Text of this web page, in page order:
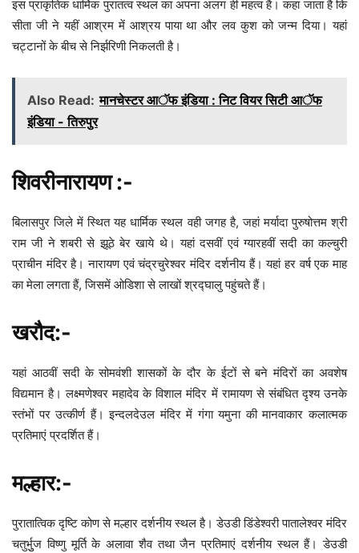
इस प्राकृतिक धार्मिक पुरातत्व स्थल का अपना अलग ही महत्व है। कहा जाता है कि
सीता जी ने यहीं आश्रम में आश्रय पाया था और लव कुश को जन्म दिया। यहां
चट्टानों के बीच से निर्झरिणी निकलती है।
Also Read: मानचेस्टर आॅफ इंडिया : निट वियर सिटी आॅफ
इंडिया - तिरुपुर
शिवरीनारायण :-
बिलासपुर जिले में स्थित यह धार्मिक स्थल वही जगह है, जहां मर्यादा पुरुषोत्तम श्री
राम जी ने शबरी से झूठे बेर खाये थे। यहां दसवीं एवं ग्यारहवीं सदी का कल्चुरी
प्राचीन मंदिर है। नारायण एवं चंद्रचुरेश्वर मंदिर दर्शनीय हैं। यहां हर वर्ष एक माह
का मेला लगता हैं, जिसमें ओडिशा से लाखों श्रद्घालु पहुंचते हैं।
खरौद:-
यहां आठवीं सदी के सोमवंशी शासकों के दौर के ईटों से बने मंदिरों का अवशेष
विद्यमान है। लक्ष्मणेश्वर महादेव के विशाल मंदिर में रामायण से संबंधित दृश्य उनके
स्तंभों पर उत्कीर्ण हैं। इन्दलदेउल मंदिर में गंगा यमुना की मानवाकार कलात्मक
प्रतिमाएं प्रदर्शित हैं।
मल्हार:-
पुरातात्विक दृष्टि कोण से मल्हार दर्शनीय स्थल है। डेउडी डिंडेश्वरी पातालेश्वर मंदिर
चतुर्भुुज विष्णु मूर्ति के अलावा शैव तथा जैन प्रतिमाएं दर्शनीय स्थल हैं। डेउडी